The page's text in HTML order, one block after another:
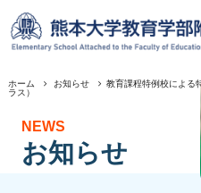
ホーム お知らせ
教育課程特例校による
ラス）
お知らせ
NEWS